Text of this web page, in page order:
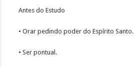
Antes do Estudo
• Orar pedindo poder do Espírito Santo.
• Ser pontual.